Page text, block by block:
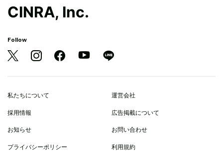
CINRA, Inc.
Follow
私たちについて 運営会社
採用情報 広告掲載について
お知らせ お問い合わせ
プライバシーポリシー 利用規約